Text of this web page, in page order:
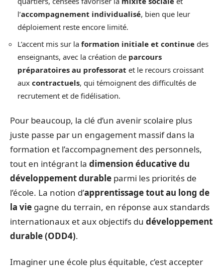
l’accompagnement individualisé, bien que leur
déploiement reste encore limité.
L’accent mis sur la formation initiale et continue des
enseignants, avec la création de parcours
préparatoires au professorat et le recours croissant
aux contractuels, qui témoignent des difficultés de
recrutement et de fidélisation.
Pour beaucoup, la clé d’un avenir scolaire plus
juste passe par un engagement massif dans la
formation et l’accompagnement des personnels,
tout en intégrant la dimension éducative du
développement durable parmi les priorités de
l’école. La notion d’apprentissage tout au long de
la vie gagne du terrain, en réponse aux standards
internationaux et aux objectifs du développement
durable (ODD4).
Imaginer une école plus équitable, c’est accepter